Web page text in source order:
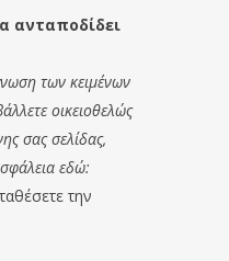
ανταποδίδει
των κειμένων
οικειοθελώς
σας σελίδας,
εδώ:
την